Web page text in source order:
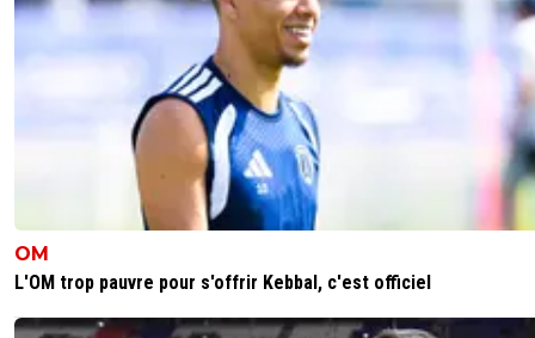
OM
L'OM trop pauvre pour s'offrir Kebbal, c'est officiel